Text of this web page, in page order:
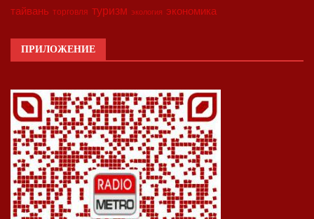
тайвань торговля туризм экология экономика
ПРИЛОЖЕНИЕ